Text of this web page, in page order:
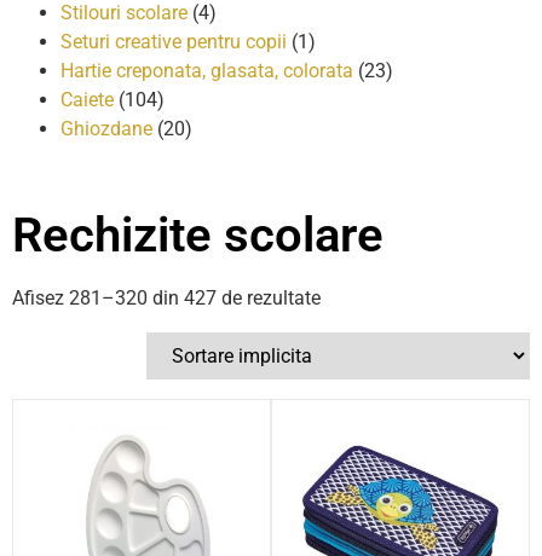
Stilouri scolare (4)
Seturi creative pentru copii (1)
Hartie creponata, glasata, colorata (23)
Caiete (104)
Ghiozdane (20)
Rechizite scolare
Afisez 281–320 din 427 de rezultate